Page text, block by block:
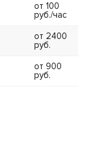
от 100
руб./час
от 2400
руб.
от 900
руб.